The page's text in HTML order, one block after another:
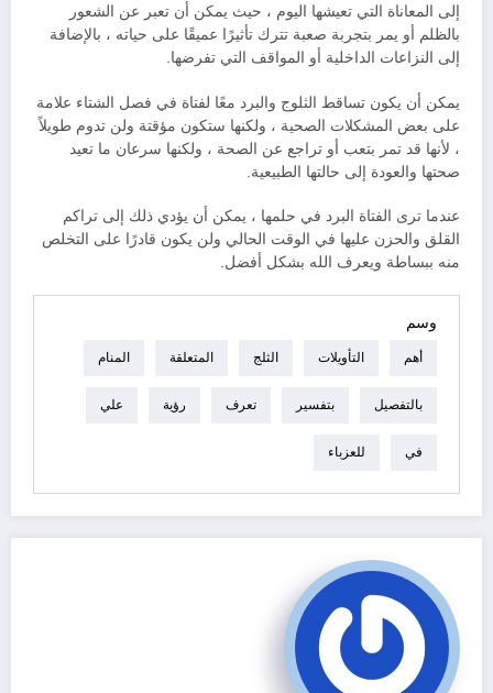
إلى المعاناة التي تعيشها اليوم ، حيث يمكن أن تعبر عن الشعور
بالظلم أو يمر بتجربة صعبة تترك تأثيرًا عميقًا على حياته ، بالإضافة
إلى النزاعات الداخلية أو المواقف التي تفرضها.
يمكن أن يكون تساقط الثلوج والبرد معًا لفتاة في فصل الشتاء علامة
على بعض المشكلات الصحية ، ولكنها ستكون مؤقتة ولن تدوم طويلاً
، لأنها قد تمر بتعب أو تراجع عن الصحة ، ولكنها سرعان ما تعيد
صحتها والعودة إلى حالتها الطبيعية.
عندما ترى الفتاة البرد في حلمها ، يمكن أن يؤدي ذلك إلى تراكم
القلق والحزن عليها في الوقت الحالي ولن يكون قادرًا على التخلص
منه ببساطة ويعرف الله بشكل أفضل.
وسم
أهم التأويلات الثلج المتعلقة المنام
بالتفصيل بتفسير تعرف رؤية علي
في للعزباء